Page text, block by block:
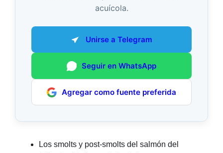
acuícola.
Unirse a Telegram
Seguir en WhatsApp
Agregar como fuente preferida
Los smolts y post-smolts del salmón del